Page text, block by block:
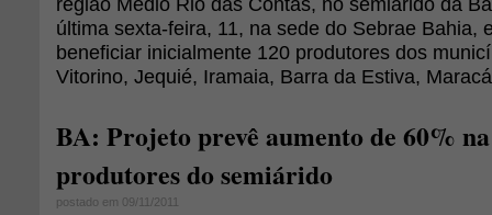
última sexta-feira, 11, na sede do Sebrae Bahia,
beneficiar inicialmente 120 produtores dos
Vitorino, Jequié, Iramaia, Barra da Estiva,
BA: Projeto prevê aumento de 60%
produtores do semiárido
postado em 09/11/2011